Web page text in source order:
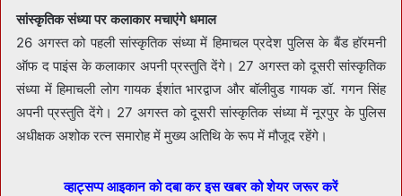
सांस्कृतिक संध्या पर कलाकार मचाएंगे धमाल
26 अगस्त को पहली सांस्कृतिक संध्या में हिमाचल प्रदेश पुलिस के बैंड हॉरमनी
ऑफ द पाइंस के कलाकार अपनी प्रस्तुति देंगे। 27 अगस्त को दूसरी सांस्कृतिक
संध्या में हिमाचली लोग गायक ईशांत भारद्वाज और बॉलीवुड गायक डॉ. गगन सिंह
अपनी प्रस्तुति देंगे। 27 अगस्त को दूसरी सांस्कृतिक संध्या में नूरपुर के पुलिस
अधीक्षक अशोक रत्न समारोह में मुख्य अतिथि के रूप में मौजूद रहेंगे।
व्हाट्सप्प आइकान को दबा कर इस खबर को शेयर जरूर करें